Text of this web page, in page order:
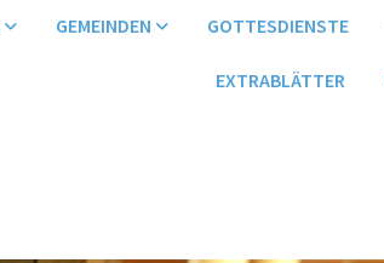
GEMEINDEN GOTTESDIENSTE
EXTRABLÄTTER